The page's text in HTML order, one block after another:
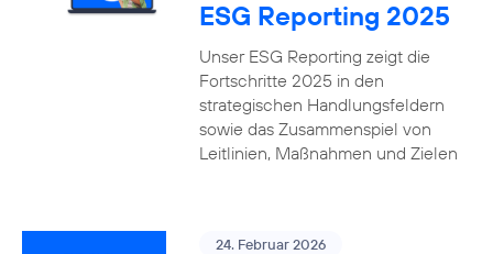
ESG Reporting 2025
Unser ESG Reporting zeigt die
Fortschritte 2025 in den
strategischen Handlungsfeldern
sowie das Zusammenspiel von
Leitlinien, Maßnahmen und Zielen
24. Februar 2026